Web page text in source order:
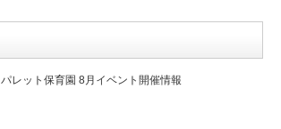
パレット保育園 8月イベント開催情報